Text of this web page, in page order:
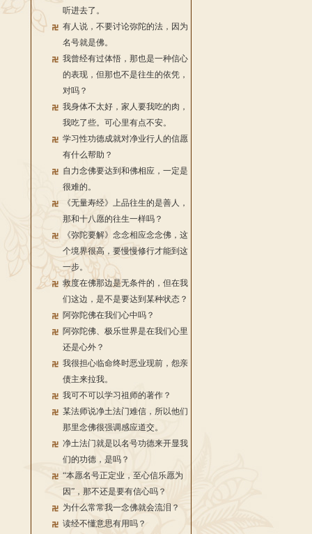
听进去了。
有人说，不要讨论弥陀的法，因为
名号就是佛。
我曾经有过体悟，那也是一种信心
的表现，但那也不是往生的依凭，
对吗？
我身体不太好，家人要我吃的肉，
我吃了些。可心里有点不安。
学习性功德成就对净业行人的信愿
有什么帮助？
自力念佛要达到和佛相应，一定是
很难的。
《无量寿经》上品往生的是善人，
那和十八愿的往生一样吗？
《弥陀要解》念念相应念念佛，这
个境界很高，要慢慢修行才能到这
一步。
救度在佛那边是无条件的，但在我
们这边，是不是要达到某种状态？
阿弥陀佛在我们心中吗？
阿弥陀佛、极乐世界是在我们心里
还是心外？
我很担心临命终时恶业现前，怨亲
债主来拉我。
我可不可以学习祖师的著作？
某法师说净土法门难信，所以他们
那里念佛很强调感应道交。
净土法门就是以名号功德来开显我
们的功德，是吗？
“本愿名号正定业，至心信乐愿为
因”，那不还是要有信心吗？
为什么常常我一念佛就会流泪？
读经不懂意思有用吗？